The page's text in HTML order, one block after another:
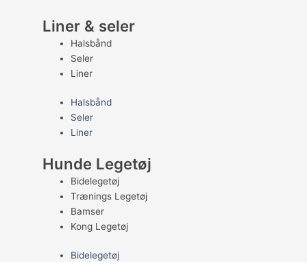
Liner & seler
Halsbånd
Seler
Liner
Halsbånd
Seler
Liner
Hunde Legetøj
Bidelegetøj
Trænings Legetøj
Bamser
Kong Legetøj
Bidelegetøj